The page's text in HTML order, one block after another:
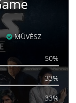
MŰVÉSZ
50%
33%
33%